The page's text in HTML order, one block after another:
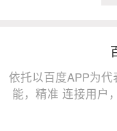
依托以百度APP为
能，精准 连接用户